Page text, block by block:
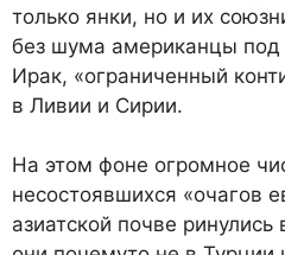
только янки, но и их
без шума американцы
Ирак, «ограниченный
в Ливии и Сирии.
На этом фоне огромное
несостоявшихся «очагов
азиатской почве